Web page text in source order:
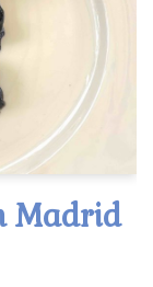
Madrid